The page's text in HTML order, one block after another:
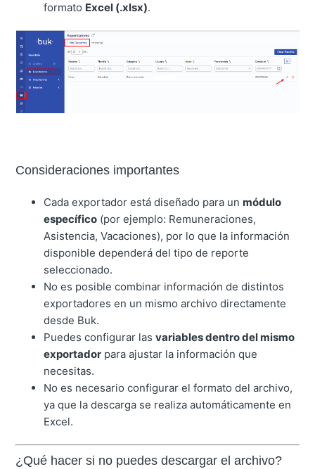
formato Excel (.xlsx).
Consideraciones importantes
Cada exportador está diseñado para un módulo
específico (por ejemplo: Remuneraciones,
Asistencia, Vacaciones), por lo que la información
disponible dependerá del tipo de reporte
seleccionado.
No es posible combinar información de distintos
exportadores en un mismo archivo directamente
desde Buk.
Puedes configurar lasvariables dentro del mismo
exportador para ajustar la información que
necesitas.
No es necesario configurar el formato del archivo,
ya que la descarga se realiza automáticamente en
Excel.
¿Qué hacer si no puedes descargar el archivo?